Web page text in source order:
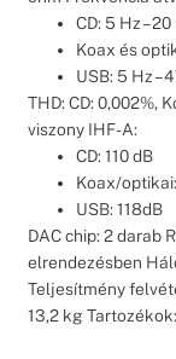
CD: 5 Hz –
Koax és
USB: 5 Hz –
THD: CD: 0,002%,
viszony IHF-A:
CD: 110 dB
Koax/
USB: 118dB
DAC chip: 2 darab
elrendezésben
Teljesítmény
13,2 kg